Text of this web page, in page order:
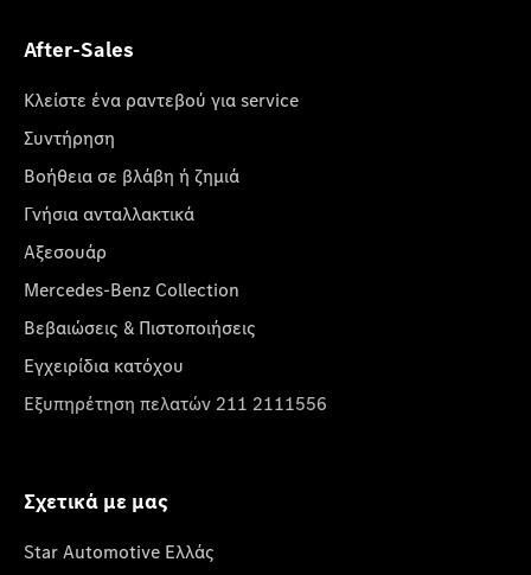
After-Sales
Κλείστε ένα ραντεβού για service
Συντήρηση
Βοήθεια σε βλάβη ή ζημιά
Γνήσια ανταλλακτικά
Αξεσουάρ
Mercedes-Benz Collection
Βεβαιώσεις & Πιστοποιήσεις
Εγχειρίδια κατόχου
Εξυπηρέτηση πελατών 211 2111556
Σχετικά με μας
Star Automotive Ελλάς